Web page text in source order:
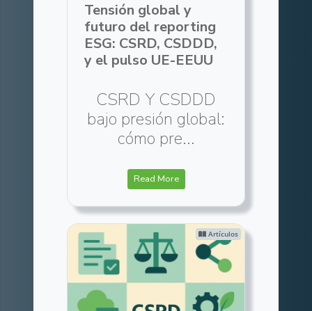
Tensión global y
futuro del reporting
ESG: CSRD, CSDDD,
y el pulso UE-EEUU
CSRD Y CSDDD
bajo presión global:
cómo pre...
Read More
Artículos